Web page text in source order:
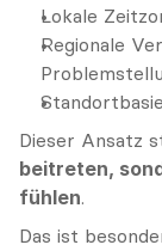
Lokale
Regionale
Dieser Ansatz
beitreten,
fühlen.
Das ist